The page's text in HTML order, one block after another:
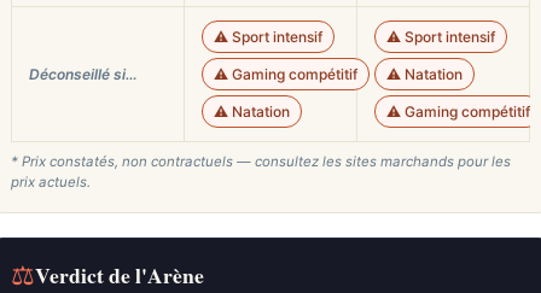
Déconseillé si…
⚠️ Sport intensif
⚠️ Gaming compétitif
⚠️ Natation
⚠️ Sport intensif
⚠️ Natation
⚠️ Gaming compétitif
* Prix constatés, non contractuels — consultez les sites marchands pour les
prix actuels.
⚖Verdict de l'Arène